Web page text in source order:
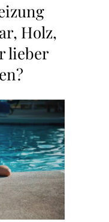
Holz,
lieber